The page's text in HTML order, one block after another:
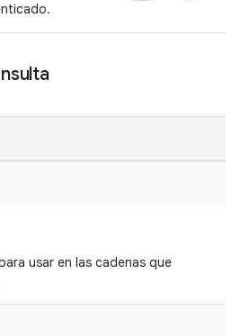
usar en las cadenas que